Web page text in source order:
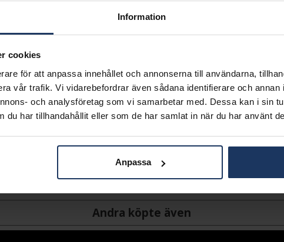
Information
cookies
för att anpassa innehållet och annonserna till användarna,
vår trafik. Vi vidarebefordrar även sådana identifierare och annan
och analysföretag som vi samarbetar med. Dessa kan i sin
du har tillhandahållit eller som de har samlat in när du har använt
Anpassa
Leveranstid 2-5 arbetsdagar.
Öppet köp i 30 dagar vid
VARUMÄRKE
Andra köpte även